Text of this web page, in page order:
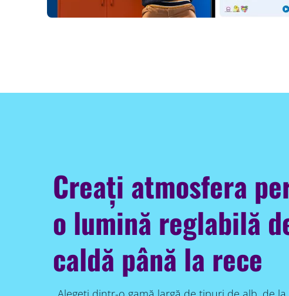
Creați atmosfera
o lumină reglabilă
caldă până la rece